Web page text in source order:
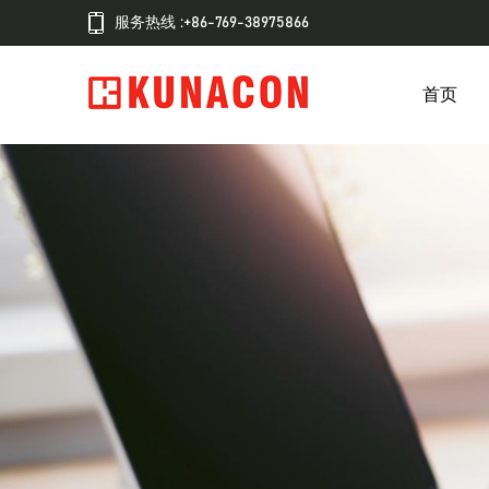
服务热线 :+86-769-38975866
首页